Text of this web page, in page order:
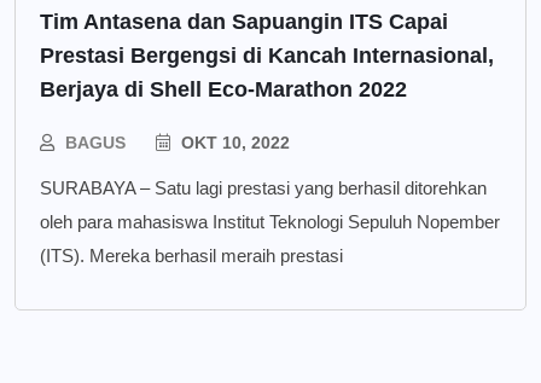
Tim Antasena dan Sapuangin ITS Capai
Prestasi Bergengsi di Kancah Internasional,
Berjaya di Shell Eco-Marathon 2022
BAGUS OKT 10, 2022
SURABAYA – Satu lagi prestasi yang berhasil ditorehkan
oleh para mahasiswa Institut Teknologi Sepuluh Nopember
(ITS). Mereka berhasil meraih prestasi